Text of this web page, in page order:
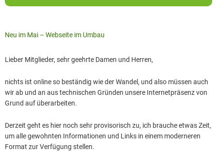
Neu im Mai – Webseite im Umbau
Lieber Mitglieder, sehr geehrte Damen und Herren,
nichts ist online so beständig wie der Wandel, und also müssen auch
wir ab und an aus technischen Gründen unsere Internetpräsenz von
Grund auf überarbeiten.
Derzeit geht es hier noch sehr provisorisch zu, ich brauche etwas Zeit,
um alle gewohnten Informationen und Links in einem moderneren
Format zur Verfügung stellen.